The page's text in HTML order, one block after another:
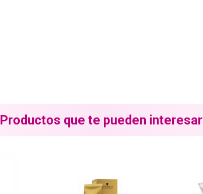
Productos que te pueden interesar